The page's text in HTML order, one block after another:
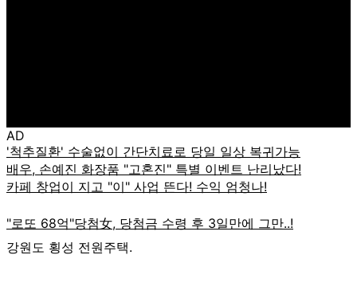
AD
강원도 횡성 전원주택.